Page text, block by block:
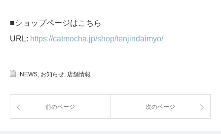
■ショップページはこちら
URL: https://catmocha.jp/shop/tenjindaimyo/
NEWS, お知らせ, 店舗情報
前のページ 次のページ